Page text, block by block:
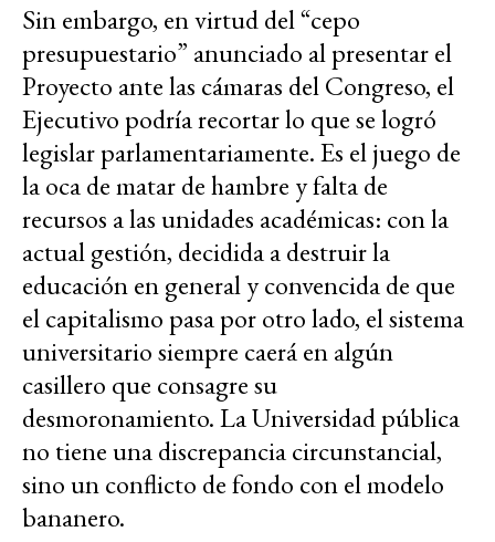
Sin embargo, en virtud del “cepo
presupuestario” anunciado al presentar el
Proyecto ante las cámaras del Congreso, el
Ejecutivo podría recortar lo que se logró
legislar parlamentariamente. Es el juego de
la oca de matar de hambre y falta de
recursos a las unidades académicas: con la
actual gestión, decidida a destruir la
educación en general y convencida de que
el capitalismo pasa por otro lado, el sistema
universitario siempre caerá en algún
casillero que consagre su
desmoronamiento. La Universidad pública
no tiene una discrepancia circunstancial,
sino un conflicto de fondo con el modelo
bananero.